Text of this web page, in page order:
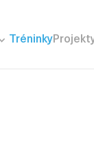
Tréninky